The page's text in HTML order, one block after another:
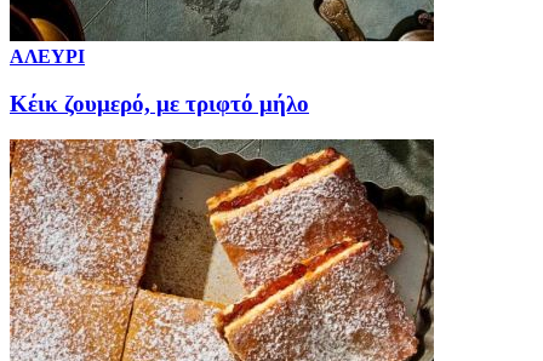
ΑΛΕΥΡΙ
Κέικ ζουμερό, με τριφτό μήλο